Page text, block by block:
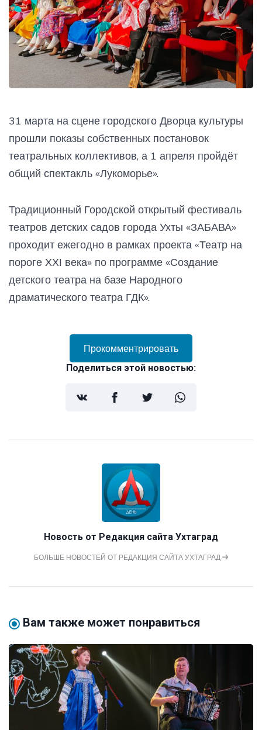
31 марта на сцене городского Дворца культуры
прошли показы собственных постановок
театральных коллективов, а 1 апреля пройдёт
общий спектакль «Лукоморье».
Традиционный Городской открытый фестиваль
театров детских садов города Ухты «ЗАБАВА»
проходит ежегодно в рамках проекта «Театр на
пороге ХХI века» по программе «Создание
детского театра на базе Народного
драматического театра ГДК».
Прокомментрировать
Поделиться этой новостью:
Новость от Редакция сайта Ухтаград
БОЛЬШЕ НОВОСТЕЙ ОТ РЕДАКЦИЯ САЙТА УХТАГРАД
Вам также может понравиться